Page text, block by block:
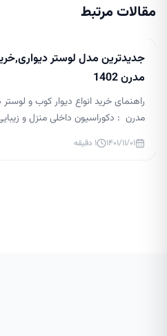
مقالات مرتبط
جدیدترین مدل لوستر
مدرن 1402
راهنمای خرید انواع دیوار کوب و
مدرن : دکوراسیون داخلی منزل و
سزایی در آرامش افراد آن دارد.
داخلی بسیار مهم است و می تواند
۱۴۰۱/۱۱/۰۱ ۱ دقیقه